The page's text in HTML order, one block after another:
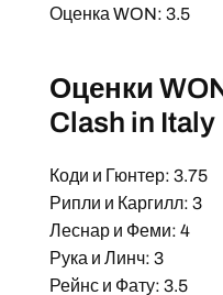
Оценка WON: 3.5
Оценки
Clash in Italy
Коди и Гюнтер: 3.75
Рипли и Каргилл: 3
Леснар и Феми: 4
Рука и Линч: 3
Рейнс и Фату: 3.5